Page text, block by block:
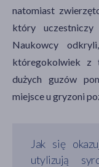
natomiast
który uczestniczy
Naukowcy
któregokolwiek z
dużych guzów
miejsce u gryzoni
Jak się
utylizują